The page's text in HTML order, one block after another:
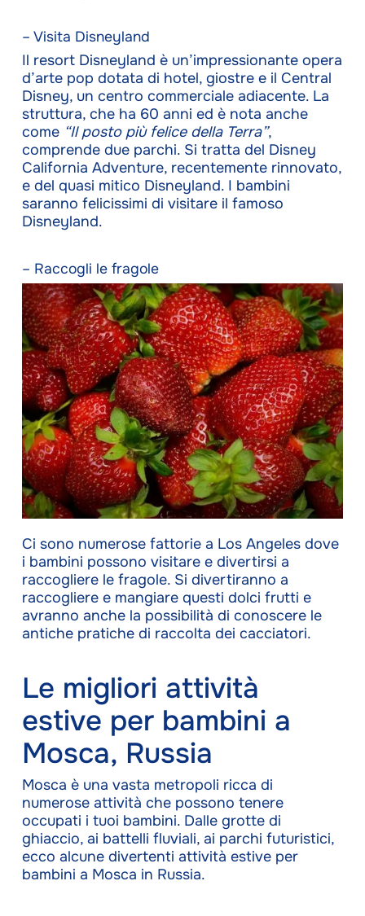
– Visita Disneyland
Il resort Disneyland è un’impressionante opera
d’arte pop dotata di hotel, giostre e il Central
Disney, un centro commerciale adiacente. La
struttura, che ha 60 anni ed è nota anche
come “Il posto più felice della Terra”,
comprende due parchi. Si tratta del Disney
California Adventure, recentemente rinnovato,
e del quasi mitico Disneyland. I bambini
saranno felicissimi di visitare il famoso
Disneyland.
– Raccogli le fragole
Ci sono numerose fattorie a Los Angeles dove
i bambini possono visitare e divertirsi a
raccogliere le fragole. Si divertiranno a
raccogliere e mangiare questi dolci frutti e
avranno anche la possibilità di conoscere le
antiche pratiche di raccolta dei cacciatori.
Le migliori attività
estive per bambini a
Mosca, Russia
Mosca è una vasta metropoli ricca di
numerose attività che possono tenere
occupati i tuoi bambini. Dalle grotte di
ghiaccio, ai battelli fluviali, ai parchi futuristici,
ecco alcune divertenti attività estive per
bambini a Mosca in Russia.